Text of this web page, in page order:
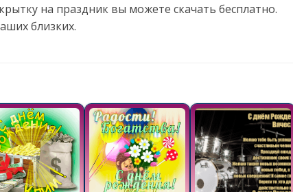
на праздник вы можете скачать бесплатно.
близких.